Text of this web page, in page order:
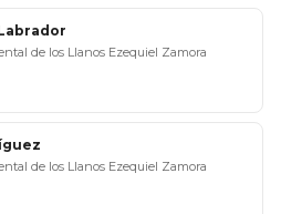
de los Llanos Ezequiel Zamora
de los Llanos Ezequiel Zamora